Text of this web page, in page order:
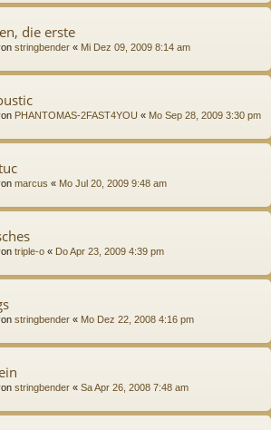
die erste
stringbender « Mi Dez 09, 2009 8:14 am
PHANTOMAS-2FAST4YOU « Mo Sep 28, 2009 3:30 pm
marcus « Mo Jul 20, 2009 9:48 am
triple-o « Do Apr 23, 2009 4:39 pm
stringbender « Mo Dez 22, 2008 4:16 pm
stringbender « Sa Apr 26, 2008 7:48 am